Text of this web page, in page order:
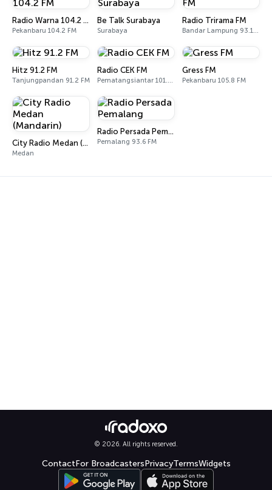
Radio Warna 104.2 FM
Pekanbaru 104.2 FM
Be Talk Surabaya
Surabaya
Radio Trirama FM
Bandar Lampung 93.1 FM
Hitz 91.2 FM
Tanjungpandan 91.2 FM
Radio CEK FM
Pematangsiantar 101.2 FM
Gress FM
Pekanbaru 105.8 FM
City Radio Medan (Mandarin)
Medan
Radio Persada Pemalang
Pemalang 93.6 FM
© 2026. All rights reserved.
ContactFor BroadcastersPrivacyTermsWidgets